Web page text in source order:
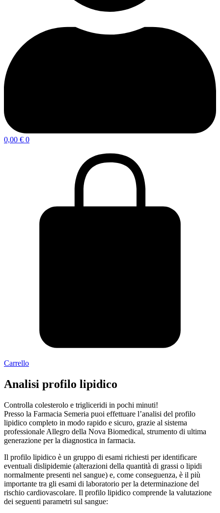
0,00 € 0
Carrello
Analisi profilo lipidico
Controlla colesterolo e trigliceridi in pochi minuti!
Presso la Farmacia Semeria puoi effettuare l’analisi del profilo
lipidico completo in modo rapido e sicuro, grazie al sistema
professionale Allegro della Nova Biomedical, strumento di ultima
generazione per la diagnostica in farmacia.
Il profilo lipidico è un gruppo di esami richiesti per identificare
eventuali dislipidemie (alterazioni della quantità di grassi o lipidi
normalmente presenti nel sangue) e, come conseguenza, è il più
importante tra gli esami di laboratorio per la determinazione del
rischio cardiovascolare. Il profilo lipidico comprende la valutazione
dei seguenti parametri sul sangue: